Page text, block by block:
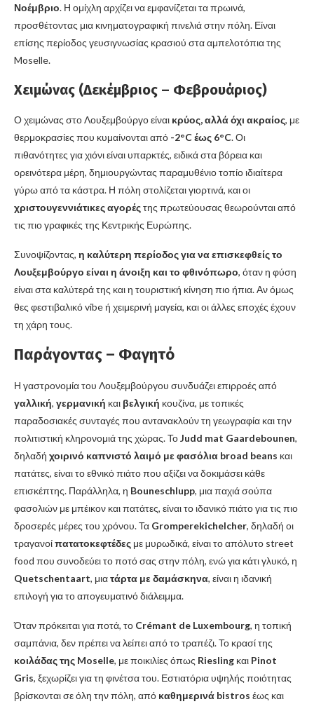
Νοέμβριο. Η ομίχλη αρχίζει να εμφανίζεται τα πρωινά,
προσθέτοντας μια κινηματογραφική πινελιά στην πόλη. Είναι
επίσης περίοδος γευσιγνωσίας κρασιού στα αμπελοτόπια της
Moselle.
Χειμώνας (Δεκέμβριος – Φεβρουάριος)
Ο χειμώνας στο Λουξεμβούργο είναι κρύος, αλλά όχι ακραίος, με
θερμοκρασίες που κυμαίνονται από -2°C έως 6°C. Οι
πιθανότητες για χιόνι είναι υπαρκτές, ειδικά στα βόρεια και
ορεινότερα μέρη, δημιουργώντας παραμυθένιο τοπίο ιδιαίτερα
γύρω από τα κάστρα. Η πόλη στολίζεται γιορτινά, και οι
χριστουγεννιάτικες αγορέςτης πρωτεύουσας θεωρούνται από
τις πιο γραφικές της Κεντρικής Ευρώπης.
Συνοψίζοντας, η καλύτερη περίοδος για να επισκεφθείς το
Λουξεμβούργο είναι η άνοιξη και το φθινόπωρο, όταν η φύση
είναι στα καλύτερά της και η τουριστική κίνηση πιο ήπια. Αν όμως
θες φεστιβαλικό vibe ή χειμερινή μαγεία, και οι άλλες εποχές έχουν
τη χάρη τους.
Παράγοντας – Φαγητό
Η γαστρονομία του Λουξεμβούργου συνδυάζει επιρροές από
γαλλική, γερμανική και βελγική κουζίνα, με τοπικές
παραδοσιακές συνταγές που αντανακλούν τη γεωγραφία και την
πολιτιστική κληρονομιά της χώρας. ΤοJudd mat Gaardebounen,
δηλαδή χοιρινό καπνιστό λαιμό με φασόλια broad beans και
πατάτες, είναι το εθνικό πιάτο που αξίζει να δοκιμάσει κάθε
επισκέπτης. Παράλληλα, η Bouneschlupp, μια παχιά σούπα
φασολιών με μπέικον και πατάτες, είναι το ιδανικό πιάτο για τις πιο
δροσερές μέρες του χρόνου. Τα Gromperekichelcher, δηλαδή οι
τραγανοίπατατοκεφτέδες με μυρωδικά, είναι το απόλυτο street
food που συνοδεύει το ποτό σας στην πόλη, ενώ για κάτι γλυκό, η
Quetschentaart, μιατάρτα με δαμάσκηνα, είναι η ιδανική
επιλογή για το απογευματινό διάλειμμα.
Όταν πρόκειται για ποτά, το Crémant de Luxembourg, η τοπική
σαμπάνια, δεν πρέπει να λείπει από το τραπέζι. Το κρασί της
κοιλάδας της Moselle, με ποικιλίες όπως Riesling και Pinot
Gris, ξεχωρίζει για τη φινέτσα του. Εστιατόρια υψηλής ποιότητας
βρίσκονται σε όλη την πόλη, από καθημερινά bistros έως και